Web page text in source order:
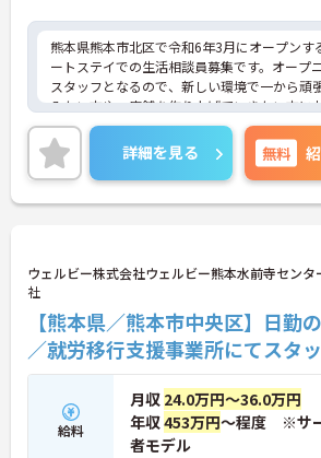
熊本県熊本市北区で令和6年3月にオープンす
ートステイでの生活相談員募集です。オープ
スタッフとなるので、新しい環境で一から頑
みたい方や、店舗を作り上げていきたい方に
めです。ご興味のある方には面接のポイント
えしますので、お気軽にお問い合わせくださ
詳細を見る 無料
ウェルビー株式会社ウェルビー熊本水前寺センタ
社
【熊本県／熊本市中央区】日勤
／就労移行支援事業所にてスタ
給料
月収 24.0万円～36.0万円
年収453万円～程度 ※サ
者モデル